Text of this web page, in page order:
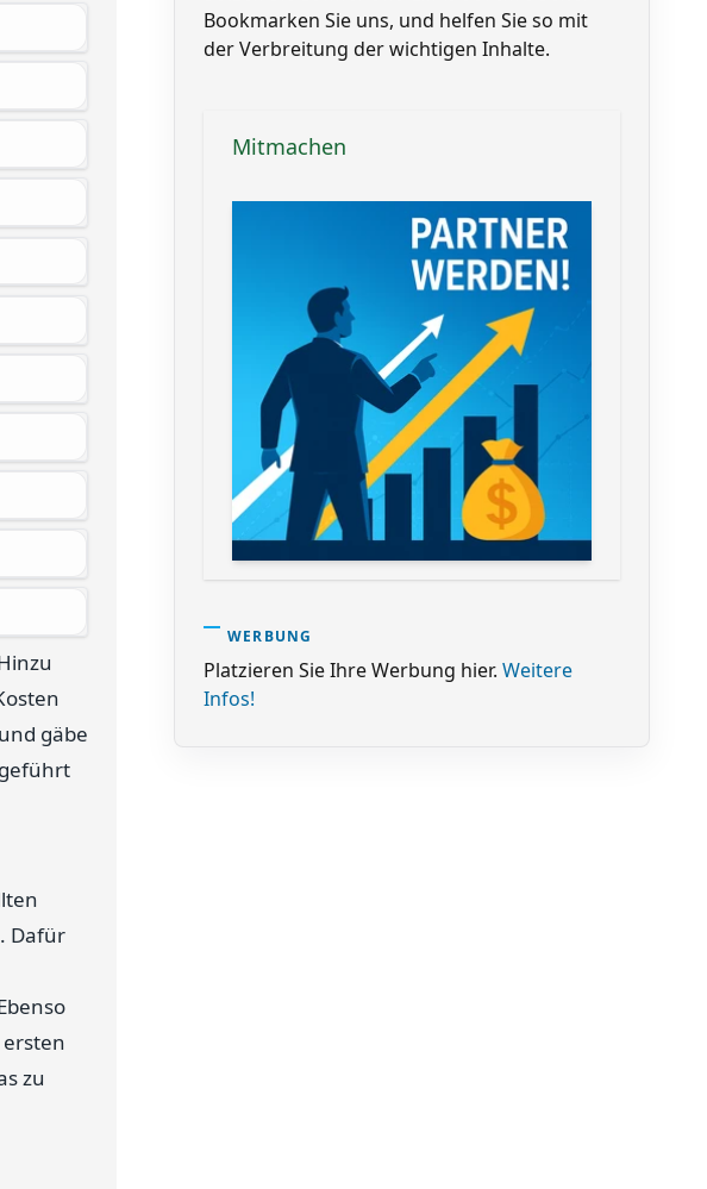
gäbe
Dafür
zu
Bookmarken Sie uns, und helfen Sie so mit
der Verbreitung der wichtigen Inhalte.
Mitmachen
WERBUNG
Platzieren Sie Ihre Werbung hier. Weitere
Infos!